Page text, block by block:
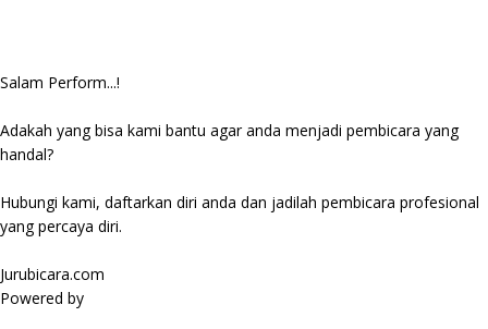
Salam Perform...!
Adakah yang bisa kami bantu agar anda menjadi pembicara yang
handal?
Hubungi kami, daftarkan diri anda dan jadilah pembicara profesional
yang percaya diri.
Jurubicara.com
Powered by